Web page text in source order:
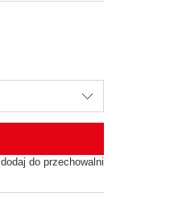
dodaj do przechowalni